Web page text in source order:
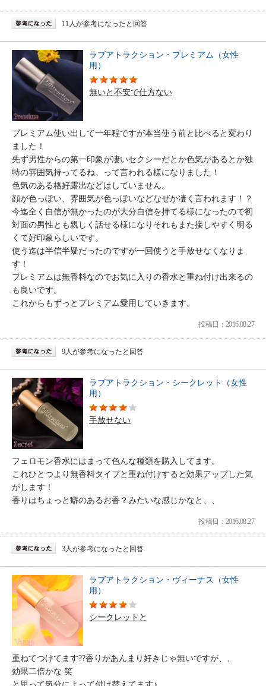
11人が参考になったと回答
ラブアトラクション・プレミアム（女性
用）
無いと不安で仕方ない
プレミアム使い出して一年程ですが本当使う前と比べると変わり
ました！
先ず男性からの第一印象が凄いセクシーだとか色気があるとか独
特の雰囲気持ってるね。って言われる様になりました！
色気のある格好露出などはしていません。
顔が色っぽい、雰囲気が色っぽいなどなぜか凄く言われます！？
今迄全く自信が無かったのが大分自信を持てる様になったので初
対面の男性とも親しく話せる様になりそれもまた接しやすく明る
くて好印象らしいです。
使う迄は半信半疑だったのですが一回使うと手放せなくなりま
す！
プレミアムは無香料なのでお気に入りの香水と重ね付け出来るの
も良いです。
これからもずっとプレミアム愛用していきます。
投稿日：2016.08.27
9人が参考になったと回答
ラブアトラクション・シークレット（女性
用）
手放せない
フェロモン香水にはまって色んな種類を購入してます。
これひとつより無香料タイプと重ね付けすると効果アップした気
がします！
香りはちょっと癖のあるお香？みたいな感じかなと、、
投稿日：2016.08.27
3人が参考になったと回答
ラブアトラクション・ヴィーナス（女性
用）
シークレットと
重ねてつけてます??香りがあんまり好きじゃ無いですが、、
効果二倍かな 笑